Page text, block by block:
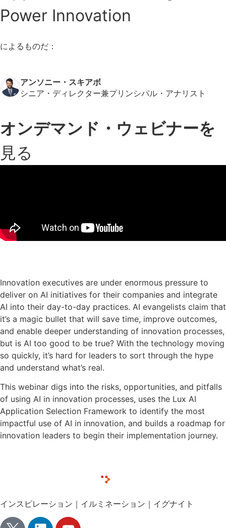
Power Innovation
によるものだ：
アンソニー・スキアボ
シニア・ディレクター兼プリンシパル・アナリスト
オンデマンド・ウェビナーを
見る
Innovation executives are under enormous pressure to
deliver on AI initiatives for their companies and integrate
AI into their day-to-day practices. AI evangelists claim that
it’s a magic bullet that will save time, improve outcomes,
and enable deeper understanding of innovation processes,
but is AI too good to be true? With the technology moving
so quickly, it’s hard for leaders to sort through the hype
and understand what’s real.
This webinar digs into the risks, opportunities, and pitfalls
of using AI in innovation processes, uses the Lux AI
Application Selection Framework to identify the most
impactful use of AI in innovation, and builds a roadmap for
innovation leaders to begin their implementation journey.
インスピレーション｜イルミネーション｜イグナイト